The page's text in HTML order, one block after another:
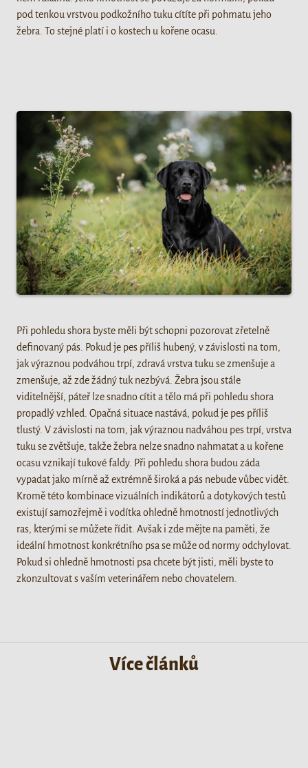
pod tenkou vrstvou podkožního tuku cítíte při pohmatu jeho
žebra. To stejné platí i o kostech u kořene ocasu.
Při pohledu shora byste měli být schopni pozorovat zřetelně
definovaný pás. Pokud je pes příliš hubený, v závislosti na tom,
jak výraznou podváhou trpí, zdravá vrstva tuku se zmenšuje a
zmenšuje, až zde žádný tuk nezbývá. Žebra jsou stále
viditelnější, páteř lze snadno cítit a tělo má při pohledu shora
propadlý vzhled. Opačná situace nastává, pokud je pes příliš
tlustý. V závislosti na tom, jak výraznou nadváhou pes trpí, vrstva
tuku se zvětšuje, takže žebra nelze snadno nahmatat a u kořene
ocasu vznikají tukové faldy. Při pohledu shora budou záda
vypadat jako mírně až extrémně široká a pás nebude vůbec vidět.
Kromě této kombinace vizuálních indikátorů a dotykových testů
existují samozřejmě i vodítka ohledně hmotností jednotlivých
ras, kterými se můžete řídit. Avšak i zde mějte na paměti, že
ideální hmotnost konkrétního psa se může od normy odchylovat.
Pokud si ohledně hmotnosti psa chcete být jisti, měli byste to
zkonzultovat s vaším veterinářem nebo chovatelem.
Více článků